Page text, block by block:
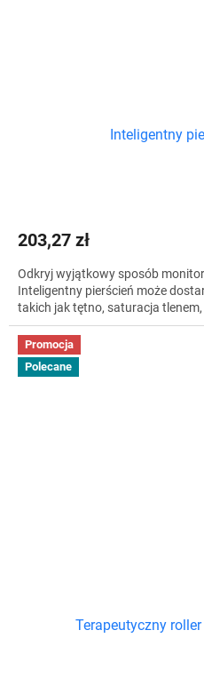
Inteligentny
203,27 zł
Odkryj wyjątkowy sposób
Inteligentny pierścień może
takich jak tętno, saturacja
Promocja
Polecane
Terapeutyczny